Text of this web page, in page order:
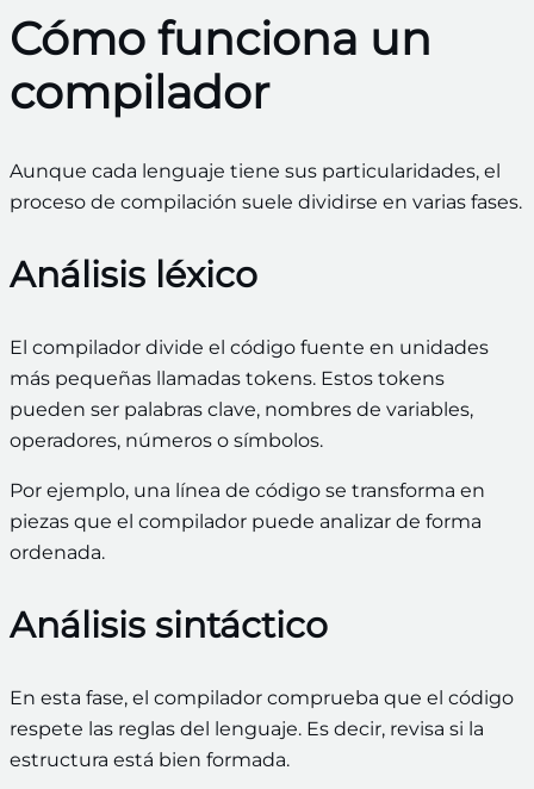
Cómo funciona un
compilador
Aunque cada lenguaje tiene sus particularidades, el
proceso de compilación suele dividirse en varias fases.
Análisis léxico
El compilador divide el código fuente en unidades
más pequeñas llamadas tokens. Estos tokens
pueden ser palabras clave, nombres de variables,
operadores, números o símbolos.
Por ejemplo, una línea de código se transforma en
piezas que el compilador puede analizar de forma
ordenada.
Análisis sintáctico
En esta fase, el compilador comprueba que el código
respete las reglas del lenguaje. Es decir, revisa si la
estructura está bien formada.